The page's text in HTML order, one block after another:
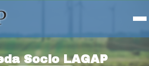
Socio LAGAP